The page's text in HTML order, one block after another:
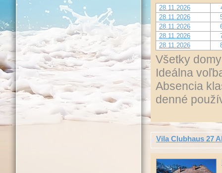
28.11.2026
28.11.2026
28.11.2026
28.11.2026
28.11.2026
Všetky
Ideálna
Absencia
denné
Vila Clubhaus 27